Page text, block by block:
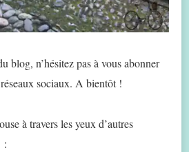
blog, n’hésitez pas à vous abonner
sociaux. A bientôt !
à travers les yeux d’autres
: